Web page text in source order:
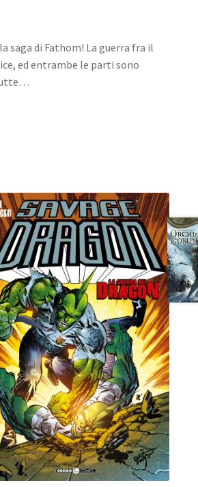
saga di Fathom! La guerra fra il
ed entrambe le parti sono